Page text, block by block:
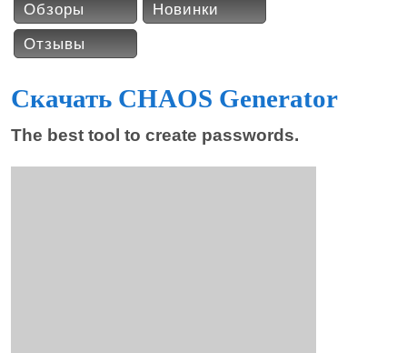
Обзоры
Новинки
Отзывы
Скачать CHAOS Generator
The best tool to create passwords.